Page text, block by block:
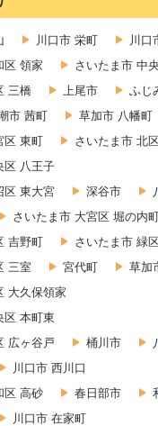
川口市 栄町
川口
区 領家
さいたま市 中
三橋
上尾市
ふじ
市 茜町
草加市 八幡町
区 東町
さいたま市 北
区 八王子
区 東大宮
深谷市
さいたま市 大宮区 堀の内
吉野町
さいたま市 緑
三室
宮代町
草加
大久保領家
区 本町東
広ヶ谷戸
桶川市
川口市 西川口
区 高砂
春日部市
川口市 在家町